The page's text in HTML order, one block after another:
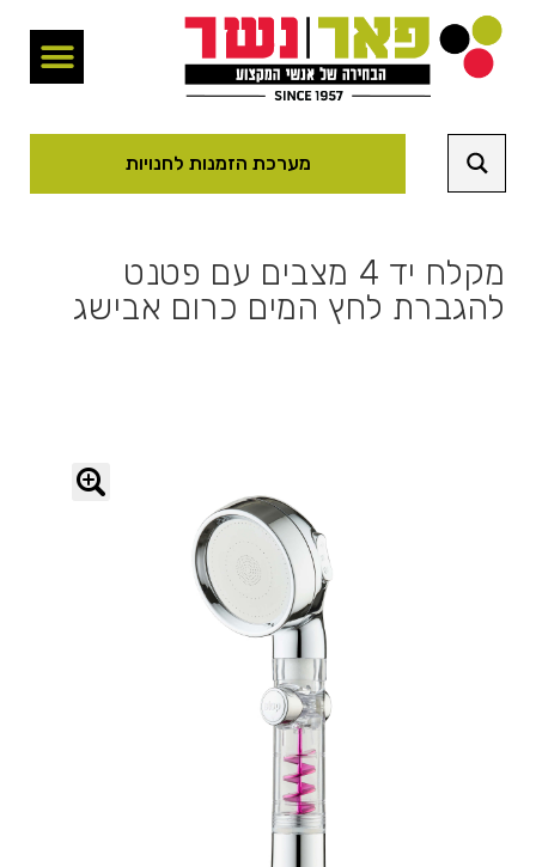
מערכת הזמנות לחנויות
מקלח יד 4 מצבים עם פטנט
להגברת לחץ המים כרום אבישג